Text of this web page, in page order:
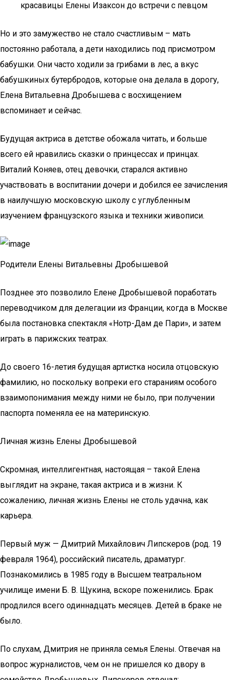
красавицы Елены Изаксон до встречи с певцом
Но и это замужество не стало счастливым – мать
постоянно работала, а дети находились под присмотром
бабушки. Они часто ходили за грибами в лес, а вкус
бабушкиных бутербродов, которые она делала в дорогу,
Елена Витальевна Дробышева с восхищением
вспоминает и сейчас.
Будущая актриса в детстве обожала читать, и больше
всего ей нравились сказки о принцессах и принцах.
Виталий Коняев, отец девочки, старался активно
участвовать в воспитании дочери и добился ее зачисления
в наилучшую московскую школу с углубленным
изучением французского языка и техники живописи.
Родители Елены Витальевны Дробышевой
Позднее это позволило Елене Дробышевой поработать
переводчиком для делегации из Франции, когда в Москве
была постановка спектакля «Нотр-Дам де Пари», и затем
играть в парижских театрах.
До своего 16-летия будущая артистка носила отцовскую
фамилию, но поскольку вопреки его стараниям особого
взаимопонимания между ними не было, при получении
паспорта поменяла ее на материнскую.
Личная жизнь Елены Дробышевой
Скромная, интеллигентная, настоящая – такой Елена
выглядит на экране, такая актриса и в жизни. К
сожалению, личная жизнь Елены не столь удачна, как
карьера.
Первый муж — Дмитрий Михайлович Липскеров (род. 19
февраля 1964), российский писатель, драматург.
Познакомились в 1985 году в Высшем театральном
училище имени Б. В. Щукина, вскоре поженились. Брак
продлился всего одиннадцать месяцев. Детей в браке не
было.
По слухам, Дмитрия не приняла семья Елены. Отвечая на
вопрос журналистов, чем он не пришелся ко двору в